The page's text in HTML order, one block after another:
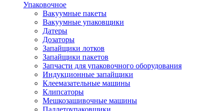
Упаковочное
Вакуумные пакеты
Вакуумные упаковщики
Датеры
Дозаторы
Запайщики лотков
Запайщики пакетов
Запчасти для упаковочного оборудования
Индукционные запайщики
Клеемазательные машины
Клипсаторы
Мешкозашивочные машины
Паллетоупаковщики